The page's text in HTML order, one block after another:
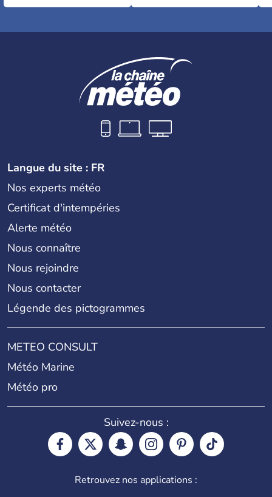
Langue du site : FR
Nos experts météo
Certificat d'intempéries
Alerte météo
Nous connaître
Nous rejoindre
Nous contacter
Légende des pictogrammes
METEO CONSULT
Météo Marine
Météo pro
Suivez-nous :
Retrouvez nos applications :